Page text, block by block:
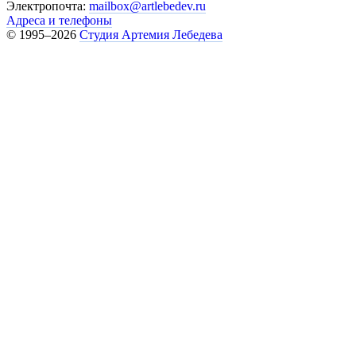
Электропочта: mailbox@artlebedev.ru
Адреса и телефоны
© 1995–2026 Студия Артемия Лебедева